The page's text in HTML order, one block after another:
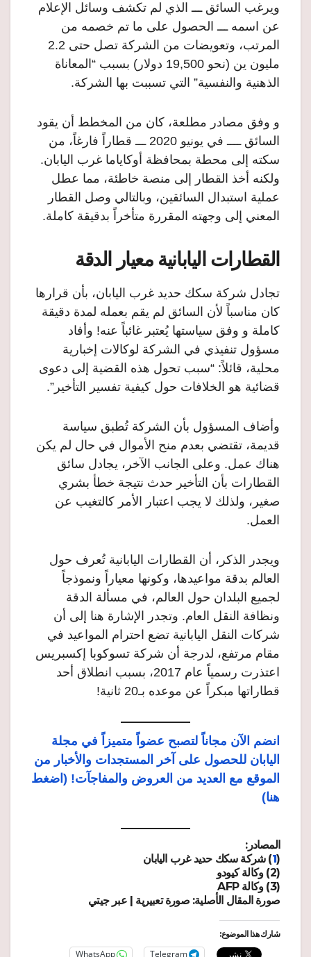
ويرغب السائق ـــ الذي لم تكشف وسائل الإعلام
عن اسمه ـــ الحصول على ما تم خصمه من
المرتب، وتعويضات من الشركة تصل حتى 2.2
مليون ين (نحو 19,500 دولار) بسبب “المعاناة
الذهنية والنفسية” التي تسببت بها الشركة.
و وفق مصادر مطلعة، كان من المخطط أن يقود
السائق ــــ في يونيو 2020 ـــ قطاراً فارغاً، من
سكته إلى محطة بمحافظة أوكاياما غرب اليابان.
ولكنه أخذ القطار إلى منصة خاطئة، مما عطل
عملية استبدال السائقين، وبالتالي وصل القطار
المعني إلى وجهته المقررة متأخراً بدقيقة كاملة.
القطارات اليابانية معيار الدقة
تجادل شركة سكك حديد غرب اليابان، بأن قرارها
كان مناسباً لأن السائق لم يقم بعمله لمدة دقيقة
كاملة و وفق سياستها يُعتبر غائباً عنه! وأفاد
مسؤول تنفيذي في الشركة لوكالات إخبارية
محلية، قائلاً: “سبب تحول هذه القضية إلى دعوى
قضائية هو الخلافات حول كيفية تفسير التأخير”.
وأضاف المسؤول بأن الشركة تُطبق سياسة
قديمة، تقتضي بعدم منح الأموال في حال لم يكن
هناك عمل. وعلى الجانب الآخر، يجادل سائق
القطارات بأن التأخير حدث نتيجة خطأ بشري
صغير، ولذلك لا يجب اعتبار الأمر كالتغيب عن
العمل.
ويجدر الذكر، أن القطارات اليابانية تُعرف حول
العالم بدقة مواعيدها، وكونها معياراً ونموذجاً
لجميع البلدان حول العالم، في مسألة الدقة
ونظافة النقل العام. وتجدر الإشارة هنا إلى أن
شركات النقل اليابانية تضع احترام المواعيد في
مقام مرتفع، لدرجة أن شركة تسوكوبا إكسبريس
اعتذرت رسمياً عام 2017، بسبب انطلاق أحد
قطاراتها مبكراً عن موعده بـ20 ثانية!
انضم الآن مجاناً لتصبح عضواً متميزاً في مجلة
اليابان للحصول على آخر المستجدات والأخبار من
الموقع مع العديد من العروض والمفاجآت! (اضغط
هنا)
المصادر:
(
1) شركة سكك حديد غرب اليابان
(2) وكالة كيودو
(3) وكالة AFP
صورة المقال الأصلية: صورة تعبيرية | عبر جيتي
شارك هذا الموضوع:
Telegram
WhatsApp